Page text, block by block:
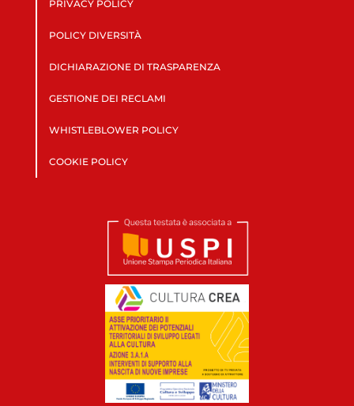
PRIVACY POLICY
POLICY DIVERSITÀ
DICHIARAZIONE DI TRASPARENZA
GESTIONE DEI RECLAMI
WHISTLEBLOWER POLICY
COOKIE POLICY